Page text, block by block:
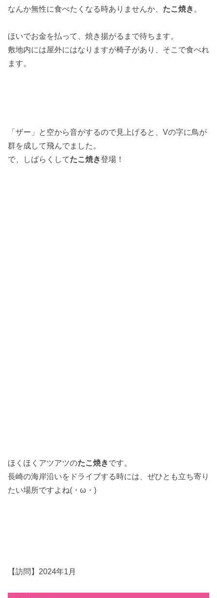
なんか無性に食べたくなる時ありませんか、 たこ焼き 。
ほいでお金を払って、焼き揚がるまで待ちます。
敷地内には屋外にはなりますが椅子があり、そこで食べれ
ます。
「ザー」と空から音がするので見上げると、Vの字に鳥が
群を成して飛んでました。
で、しばらくしてたこ焼き登場！
ほくほくアツアツのたこ焼きです。
長崎の海岸沿いをドライブする時には、ぜひとも立ち寄り
たい場所ですよね(・ω・)
【訪問】2024年1月